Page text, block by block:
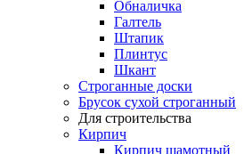
Обналичка
Галтель
Штапик
Плинтус
Шкант
Строганные доски
Брусок сухой строганный
Для строительства
Кирпич
Кирпич шамотный